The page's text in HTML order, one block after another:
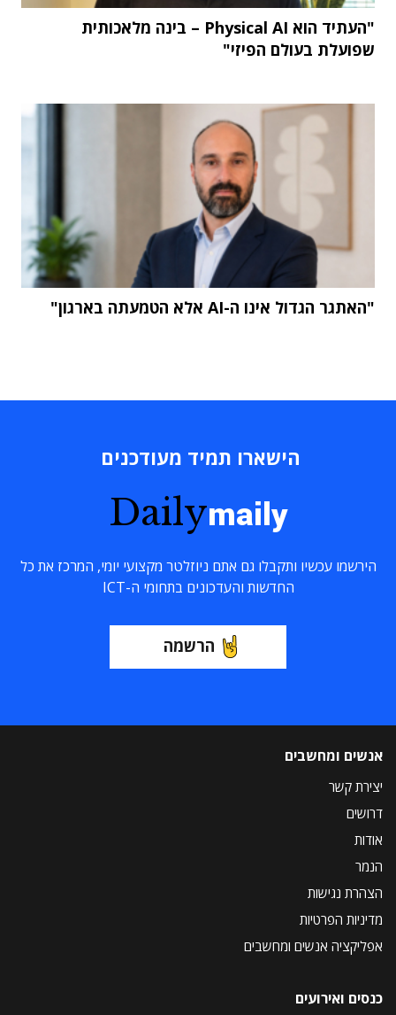
"העתיד הוא Physical AI – בינה מלאכותית
שפועלת בעולם הפיזי"
"האתגר הגדול אינו ה-AI אלא הטמעתה בארגון"
הישארו תמיד מעודכנים
Dailymaily
הירשמו עכשיו ותקבלו גם אתם ניוזלטר מקצועי יומי, המרכז את כל
החדשות והעדכונים בתחומי ה-ICT
הרשמה
אנשים ומחשבים
יצירת קשר
דרושים
אודות
הנמר
הצהרת נגישות
מדיניות הפרטיות
אפליקציה אנשים ומחשבים
כנסים ואירועים